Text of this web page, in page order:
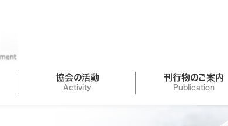
協会の活動
Activity
刊行物のご案内
Publication